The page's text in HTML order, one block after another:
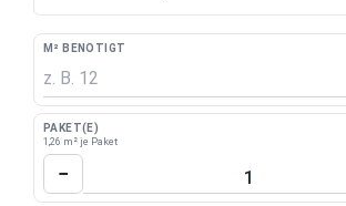
M² BENÖTIGT
PAKET(E)
1,26 m² je Paket
Produkt Anzahl: Gib den
−